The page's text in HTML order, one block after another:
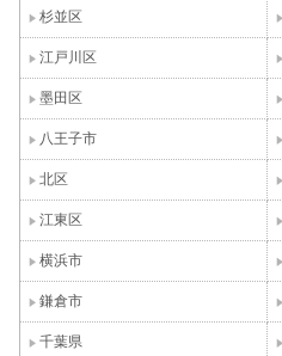
杉並区
江戸川区
墨田区
八王子市
北区
江東区
横浜市
鎌倉市
千葉県